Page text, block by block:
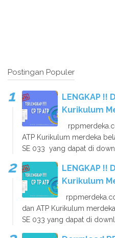
Postingan Populer
LENGKAP !!
Kurikulum
ATP Kurikulum merdeka
SE 033 yang dapat di
LENGKAP !!
Kurikulum
dan ATP Kurikulum
SE 033 yang dapat di